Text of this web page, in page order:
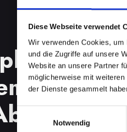
Diese Webseite verwendet
Wir verwenden Cookies,
und die Zugriffe auf unsere
Website an unsere Partner
möglicherweise mit
der Dienste gesammelt
Einwilligungsauswahl
Notwendig